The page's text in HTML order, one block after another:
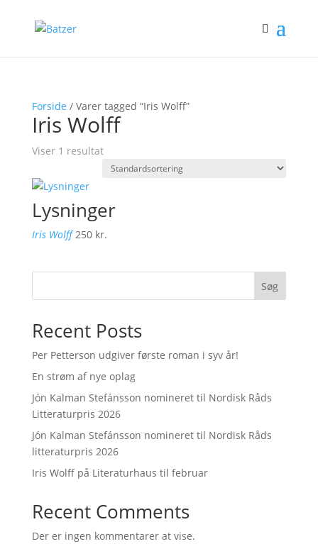
Forside / Varer tagged “Iris Wolff”
Iris Wolff
Viser 1 resultat
Lysninger
Iris Wolff 250 kr.
Søg
Recent Posts
Per Petterson udgiver første roman i syv år!
En strøm af nye oplag
Jón Kalman Stefánsson nomineret til Nordisk Råds
Litteraturpris 2026
Jón Kalman Stefánsson nomineret til Nordisk Råds
litteraturpris 2026
Iris Wolff på Literaturhaus til februar
Recent Comments
Der er ingen kommentarer at vise.